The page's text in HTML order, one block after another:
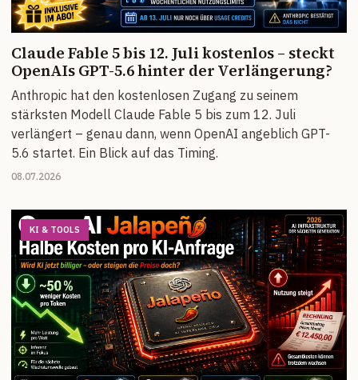
Claude Fable 5 bis 12. Juli kostenlos – steckt
OpenAIs GPT-5.6 hinter der Verlängerung?
Anthropic hat den kostenlosen Zugang zu seinem
stärksten Modell Claude Fable 5 bis zum 12. Juli
verlängert – genau dann, wenn OpenAI angeblich GPT-
5.6 startet. Ein Blick auf das Timing.
08.07.2026
KI & TOOLS